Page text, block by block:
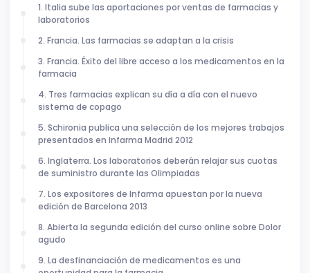
1. Italia sube las aportaciones por ventas de farmacias y
laboratorios
2. Francia. Las farmacias se adaptan a la crisis
3. Francia. Éxito del libre acceso a los medicamentos en la
farmacia
4. Tres farmacias explican su día a día con el nuevo
sistema de copago
5. Schironia publica una selección de los mejores trabajos
presentados en Infarma Madrid 2012
6. Inglaterra. Los laboratorios deberán relajar sus cuotas
de suministro durante las Olimpiadas
7. Los expositores de Infarma apuestan por la nueva
edición de Barcelona 2013
8. Abierta la segunda edición del curso online sobre Dolor
agudo
9. La desfinanciación de medicamentos es una